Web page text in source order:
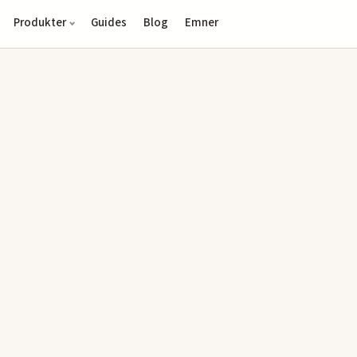
Produkter Guides Blog Emner